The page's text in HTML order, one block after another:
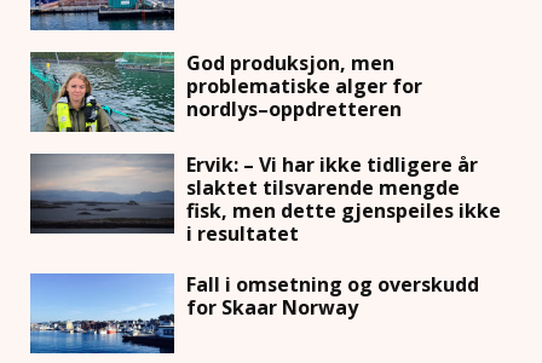
God produksjon, men
problematiske alger for
nordlys–oppdretteren
Ervik: – Vi har ikke tidligere år
slaktet tilsvarende mengde
fisk, men dette gjenspeiles ikke
i resultatet
Fall i omsetning og overskudd
for Skaar Norway